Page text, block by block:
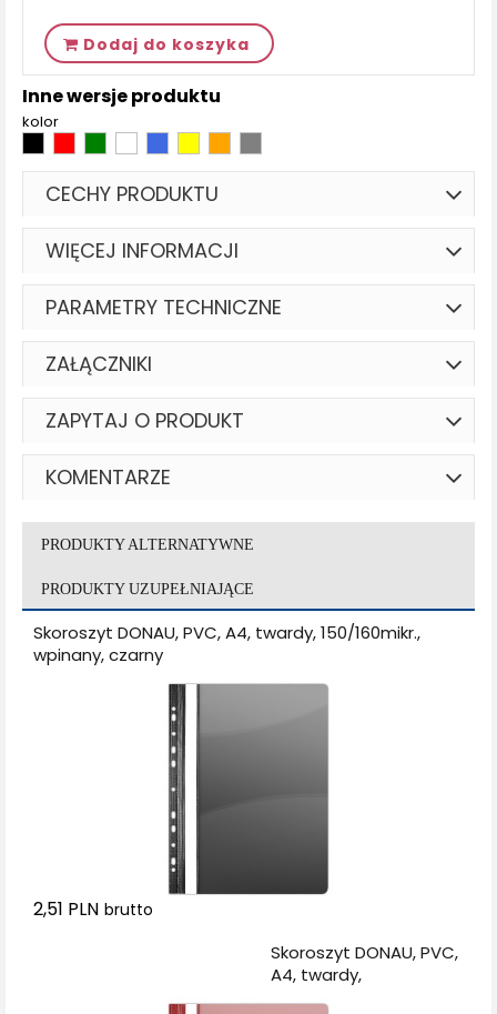
Dodaj do koszyka
Inne wersje produktu
kolor
CECHY PRODUKTU
WIĘCEJ INFORMACJI
PARAMETRY TECHNICZNE
ZAŁĄCZNIKI
ZAPYTAJ O PRODUKT
KOMENTARZE
PRODUKTY ALTERNATYWNE
PRODUKTY UZUPEŁNIAJĄCE
Skoroszyt DONAU, PVC, A4, twardy, 150/160mikr.,
wpinany, czarny
2,51 PLN brutto
Skoroszyt DONAU, PVC,
A4, twardy,